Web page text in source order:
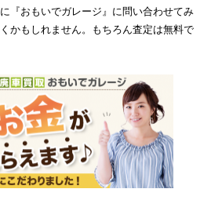
『おもいでガレージ』に問い合わせてみ
かもしれません。もちろん査定は無料で